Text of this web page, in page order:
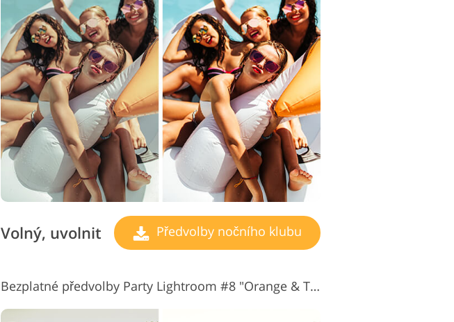
Volný, uvolnit Předvolby nočního klubu
Bezplatné předvolby Party Lightroom #8 "Orange & Teal"